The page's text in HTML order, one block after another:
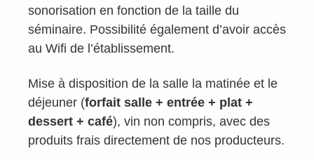
sonorisation en fonction de la taille du
séminaire. Possibilité également d’avoir accès
au Wifi de l’établissement.
Mise à disposition de la salle la matinée et le
déjeuner (forfait salle + entrée + plat +
dessert + café), vin non compris, avec des
produits frais directement de nos producteurs.